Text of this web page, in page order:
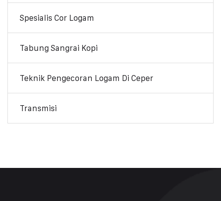
Spesialis Cor Logam
Tabung Sangrai Kopi
Teknik Pengecoran Logam Di Ceper
Transmisi